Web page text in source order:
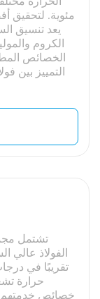
مئوية. لتحقيق
يعد تنسيق
الكروم
الخصائص
التمييز بين
تشتمل
الفولاذ عالي
خصائص خدمتهم